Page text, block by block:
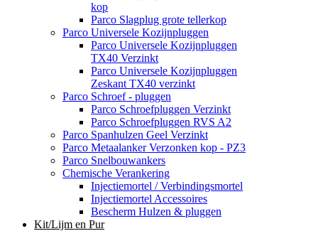
kop
Parco Slagplug grote tellerkop
Parco Universele Kozijnpluggen
Parco Universele Kozijnpluggen
TX40 Verzinkt
Parco Universele Kozijnpluggen
Zeskant TX40 verzinkt
Parco Schroef - pluggen
Parco Schroefpluggen Verzinkt
Parco Schroefpluggen RVS A2
Parco Spanhulzen Geel Verzinkt
Parco Metaalanker Verzonken kop - PZ3
Parco Snelbouwankers
Chemische Verankering
Injectiemortel / Verbindingsmortel
Injectiemortel Accessoires
Bescherm Hulzen & pluggen
Kit/Lijm en Pur